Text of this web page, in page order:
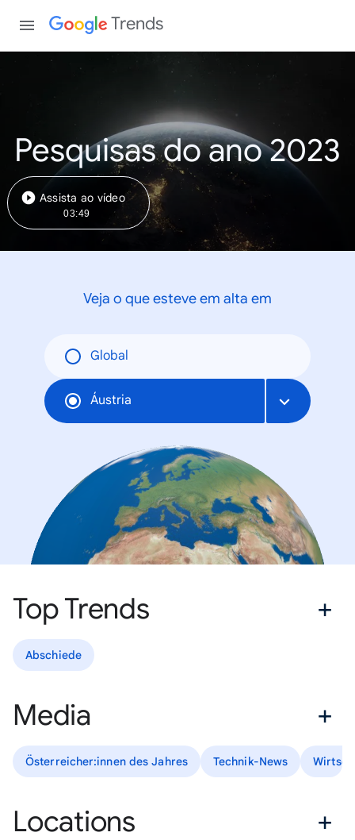
Trends
Pesquisas do ano 2023
Assista ao vídeo
03:49
Veja o que esteve em alta em
Global
Áustria
Top Trends
Abschiede
Media
Österreicher:innen des Jahres Technik-News
Locations